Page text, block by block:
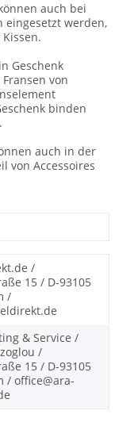
auch bei
eingesetzt werden,
Geschenk
von
binden
auch in der
von Accessoires
/
15 / D-93105
/
& Service /
/
15 / D-93105
/ office@ara-